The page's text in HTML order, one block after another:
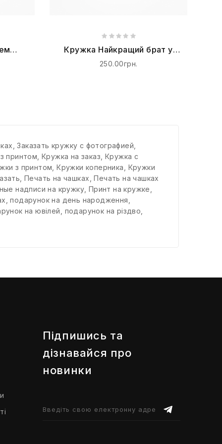
Кружка Найкращий брат у
світі
250.00грн.
,Заказать кружку с фотографией
принтом ,Кружка на заказ Кружка с
з принтом ,Кружки коперника
Кружки
,Печать на чашках ,Печать на чашках
надписи на кружку Принт на кружке
,подарунок на день народження
на ювілей
подарунок на різдво
Підпишись та
дізнавайся про
новинки